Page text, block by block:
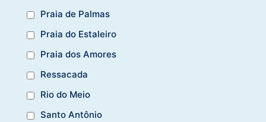
Praia de Palmas
Praia do Estaleiro
Praia dos Amores
Ressacada
Rio do Meio
Santo Antônio